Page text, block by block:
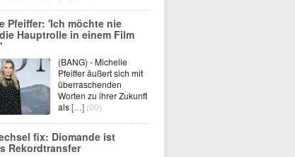
Pfeiffer: 'Ich möchte nie
Hauptrolle in einem Film
(BANG) - Michelle
Pfeiffer äußert sich mit
überraschenden
Worten zu ihrer Zukunft
als[…] (00)
fix: Diomande ist
Rekordtransfer